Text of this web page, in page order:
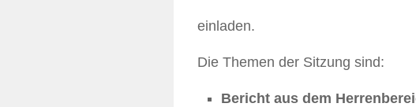
einladen.
Die Themen der Sitzung sind:
Bericht aus dem